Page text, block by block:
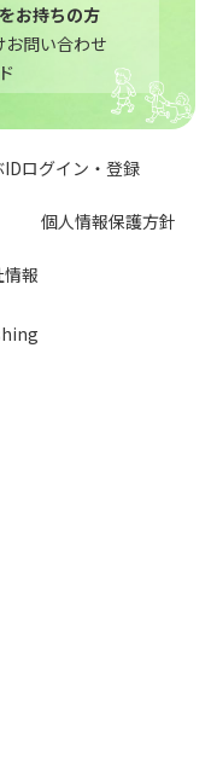
お持ちの方
問い合わせ
IDログイン・登録
個人情報保護方針
情報